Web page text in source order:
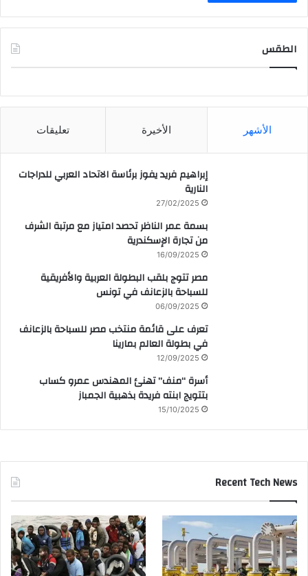
الطقس
الأشهر الأخيرة تعليقات
إبراهيم فريد يفوز برئاسة الاتحاد العربي للدراجات
النارية
27/02/2025
بسمة عمر الناظر تحصد امتياز مع مرتبة الشرف
من تجارة الإسكندرية
16/09/2025
مصر تتوج بلقب البطولة العربية والأفريقية
للسباحة بالزعانف في تونس
06/09/2025
تعرف على قائمة منتخب مصر للسباحة بالزعانف
في بطولة العالم بمارينا
12/09/2025
أسرة “منف” تهنئ المهندس عمرو كساب
بتتويج ابنته فريدة بذهبية الجمباز
15/10/2025
Recent Tech News